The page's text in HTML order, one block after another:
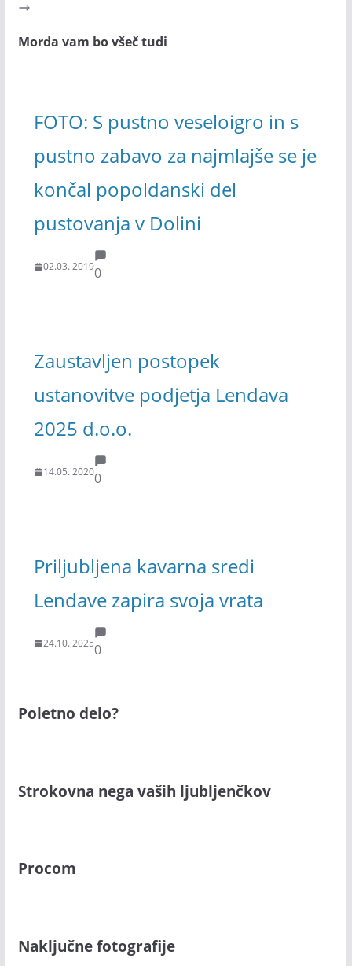
Morda vam bo všeč tudi
FOTO: S pustno veseloigro in s
pustno zabavo za najmlajše se je
končal popoldanski del
pustovanja v Dolini
02.03. 20190
Zaustavljen postopek
ustanovitve podjetja Lendava
2025 d.o.o.
14.05. 20200
Priljubljena kavarna sredi
Lendave zapira svoja vrata
24.10. 20250
Poletno delo?
Strokovna nega vaših ljubljenčkov
Procom
Naključne fotografije